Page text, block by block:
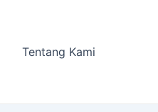
Tentang Kami